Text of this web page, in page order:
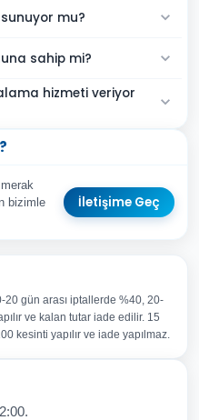
mu?
sahip mi?
hizmeti veriyor
bizimle
İletişime Geç
gün arası iptallerde %40, 20-
ve kalan tutar iade edilir. 15
kesinti yapılır ve iade yapılmaz.